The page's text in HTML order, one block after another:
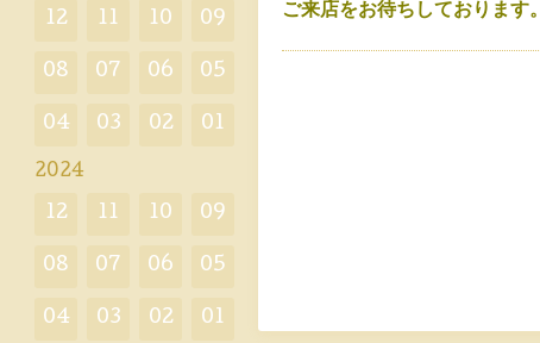
ご来店をお待ちしております。
12 11 10 09
08 07 06 05
04 03 02 01
2024
12 11 10 09
08 07 06 05
04 03 02 01